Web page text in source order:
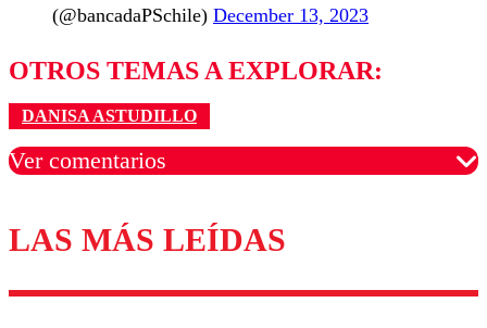
(@bancadaPSchile) December 13, 2023
OTROS TEMAS A EXPLORAR:
DANISA ASTUDILLO
Ver comentarios
Los comentarios son moderados para garantizar un
diálogo respetuoso.
LAS MÁS LEÍDAS